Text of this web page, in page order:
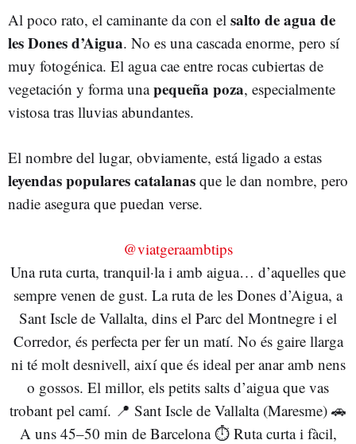
Al poco rato, el caminante da con el salto de agua de
les Dones d’Aigua. No es una cascada enorme, pero sí
muy fotogénica. El agua cae entre rocas cubiertas de
vegetación y forma unapequeña poza, especialmente
vistosa tras lluvias abundantes.
El nombre del lugar, obviamente, está ligado a estas
leyendas populares catalanas que le dan nombre, pero
nadie asegura que puedan verse.
@viatgeraambtips
Una ruta curta, tranquil·la i amb aigua… d’aquelles que
sempre venen de gust. La ruta de les Dones d’Aigua, a
Sant Iscle de Vallalta, dins el Parc del Montnegre i el
Corredor, és perfecta per fer un matí. No és gaire llarga
ni té molt desnivell, així que és ideal per anar amb nens
o gossos. El millor, els petits salts d’aigua que vas
trobant pel camí. 📍 Sant Iscle de Vallalta (Maresme) 🚗
A uns 45–50 min de Barcelona ⏱️ Ruta curta i fàcil,